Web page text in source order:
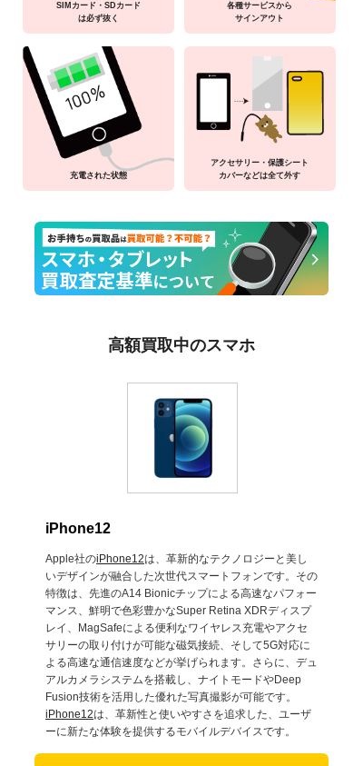
SIMカード・SDカード
は必ず抜く
各種サービスから
サインアウト
充電された状態
アクセサリー・保護シート
カバーなどは全て外す
高額買取中のスマホ
iPhone12
Apple社のiPhone12は、革新的なテクノロジーと美し
いデザインが融合した次世代スマートフォンです。その
特徴は、先進のA14 Bionicチップによる高速なパフォー
マンス、鮮明で色彩豊かなSuper Retina XDRディスプ
レイ、MagSafeによる便利なワイヤレス充電やアクセ
サリーの取り付けが可能な磁気接続、そして5G対応に
よる高速な通信速度などが挙げられます。さらに、デュ
アルカメラシステムを搭載し、ナイトモードやDeep
Fusion技術を活用した優れた写真撮影が可能です。
iPhone12は、革新性と使いやすさを追求した、ユーザ
ーに新たな体験を提供するモバイルデバイスです。